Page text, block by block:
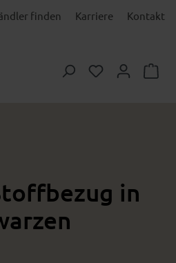
finden Karriere Kontakt
Du hast 0
in